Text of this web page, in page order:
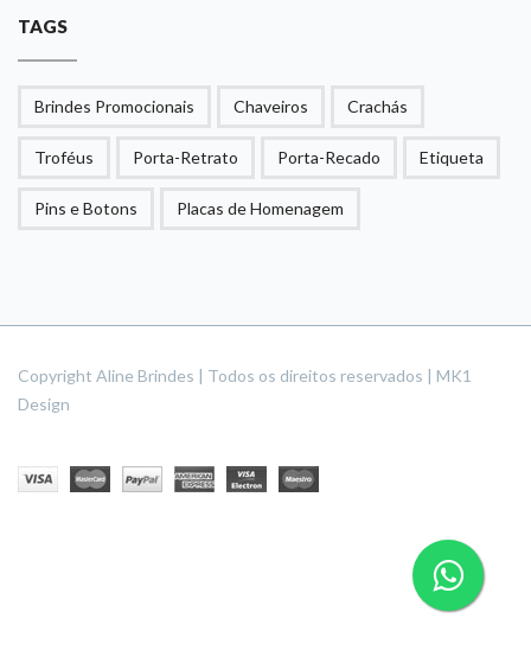
TAGS
Brindes Promocionais Chaveiros Crachás
Troféus Porta-Retrato Porta-Recado Etiqueta
Pins e Botons Placas de Homenagem
Copyright Aline Brindes | Todos os direitos reservados | MK1
Design